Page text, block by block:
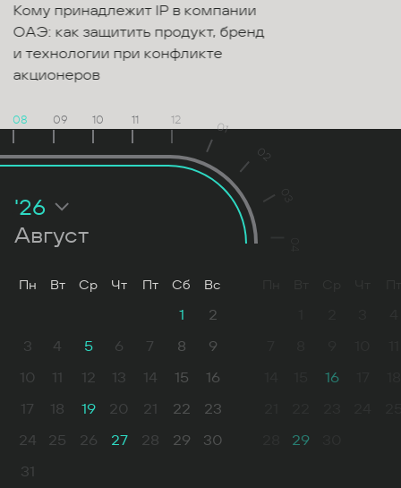
Кому принадлежит IP в компании
ОАЭ: как защитить продукт, бренд
и технологии при конфликте
акционеров
08 09 10 11 12 01
02
Август
'26
Пн Вт Ср Чт Пт Сб Вс
1
2
3
4 5 6 7 8
9
10
11 12 13 14 15
16
17
18 19 20 21 22
23
24
25 26 27 28 29
30
31
16
29